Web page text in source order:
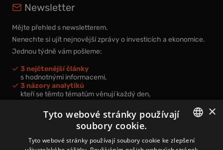
Newsletter
Mějte přehled s newsletterem.
Nenechte si ujít nejnovější zprávy o investicích a ekonomice.
Jednou týdně vám pošleme:
3 nejčtenější články
s hodnotnými informacemi,
3 názory analytiků
kteří se těmto tématům věnují každý den,
nová videa a podcasty
k prohloubení vašich znalostí.
CZECH
×
Tyto webové stránky používají
soubory cookie.
Tyto webové stránky používají soubory cookie ke zlepšení